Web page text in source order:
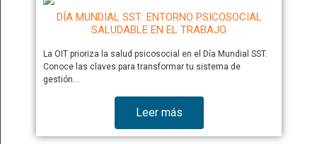
DÍA MUNDIAL SST: ENTORNO PSICOSOCIAL
SALUDABLE EN EL TRABAJO
La OIT prioriza la salud psicosocial en el Día Mundial SST.
Conoce las claves para transformar tu sistema de
gestión…
Leer más